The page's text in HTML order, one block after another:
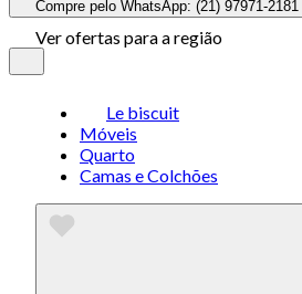
Compre pelo WhatsApp: (21) 97971-2181
Ver ofertas para a região
Le biscuit
Móveis
Quarto
Camas e Colchões